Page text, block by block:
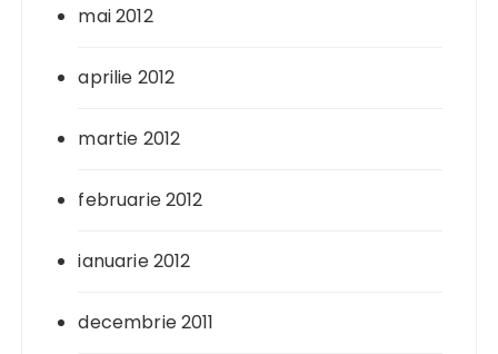
mai 2012
aprilie 2012
martie 2012
februarie 2012
ianuarie 2012
decembrie 2011